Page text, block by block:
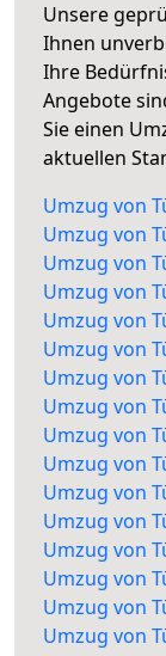
Unsere
Ihnen
Ihre
Angebote
Sie einen
aktuellen
Umzug von
Umzug von
Umzug von
Umzug von
Umzug von
Umzug von
Umzug von
Umzug von
Umzug von
Umzug von
Umzug von
Umzug von
Umzug von
Umzug von
Umzug von
Umzug von